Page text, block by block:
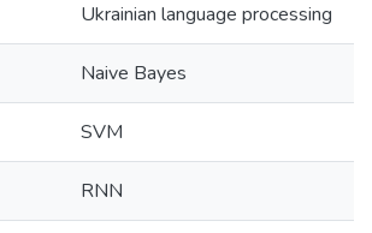
Ukrainian language processing
Naive Bayes
SVM
RNN